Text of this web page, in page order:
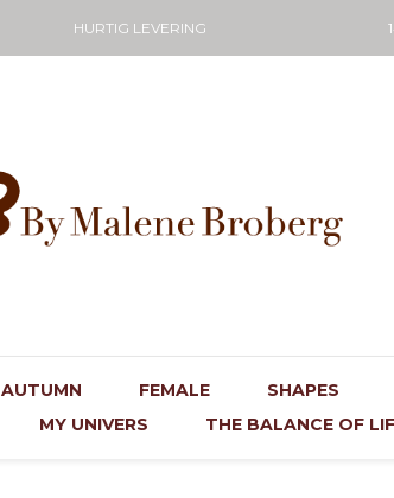
HURTIG LEVERING
AUTUMN FEMALE
SHAPES
MY UNIVERS THE BALANCE OF